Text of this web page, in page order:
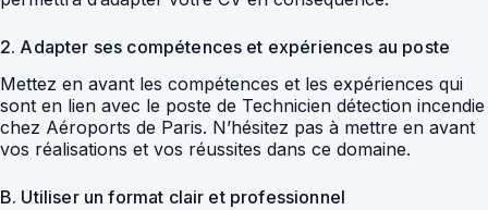
2. Adapter ses compétences et expériences au poste
Mettez en avant les compétences et les expériences qui
sont en lien avec le poste de Technicien détection incendie
chez Aéroports de Paris. N’hésitez pas à mettre en avant
vos réalisations et vos réussites dans ce domaine.
B. Utiliser un format clair et professionnel